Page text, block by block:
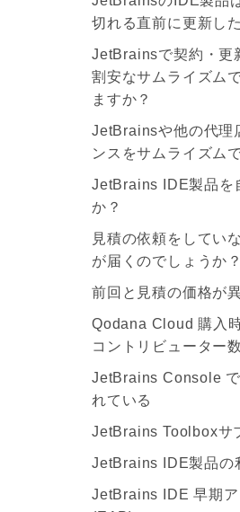
切れる直前に更新し
JetBrainsで契約・更
割安なサムライズム
ますか？
JetBrainsや他の代理
ンスをサムライズム
JetBrains IDE製品を
か？
見積の依頼をしてい
が届くのでしょうか？
前回と見積の価格が
Qodana Cloud 購入
コントリビューター
JetBrains Console
れている
JetBrains Toolboxサ
JetBrains IDE製品の
JetBrains IDE 早期